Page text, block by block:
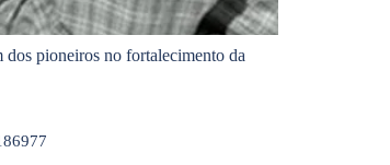
pioneiros no fortalecimento da